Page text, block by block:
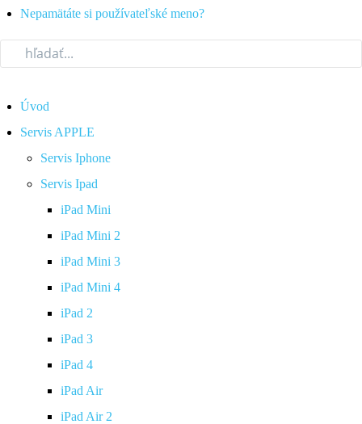
Nepamätáte si používateľské meno?
Úvod
Servis APPLE
Servis Iphone
Servis Ipad
iPad Mini
iPad Mini 2
iPad Mini 3
iPad Mini 4
iPad 2
iPad 3
iPad 4
iPad Air
iPad Air 2